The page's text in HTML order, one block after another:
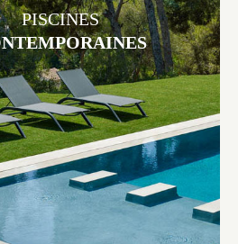
contemporaines Jacques Brens sont uniques
choix de matériaux et de revêtements et les
disponibles, miroir, couloir de nage, plage
immergée, débordement.
PISCINES